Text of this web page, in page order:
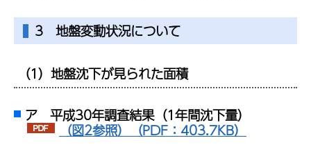
3 地盤変動状況について
（1）地盤沈下が見られた面積
ア 平成30年調査結果（1年間沈下量）
（図2参照）（PDF：403.7KB）